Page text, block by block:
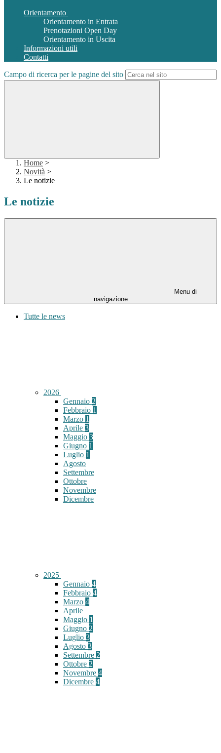
Orientamento
Orientamento in Entrata
Prenotazioni Open Day
Orientamento in Uscita
Informazioni utili
Contatti
Campo di ricerca per le pagine del sito
Home >
Novità >
Le notizie
Le notizie
Menu di
navigazione
Tutte le news
2026
Gennaio 2
Febbraio 1
Marzo 1
Aprile 3
Maggio 3
Giugno 1
Luglio 1
Agosto
Settembre
Ottobre
Novembre
Dicembre
2025
Gennaio 4
Febbraio 4
Marzo 4
Aprile
Maggio 1
Giugno 2
Luglio 3
Agosto 3
Settembre 2
Ottobre 2
Novembre 4
Dicembre 4